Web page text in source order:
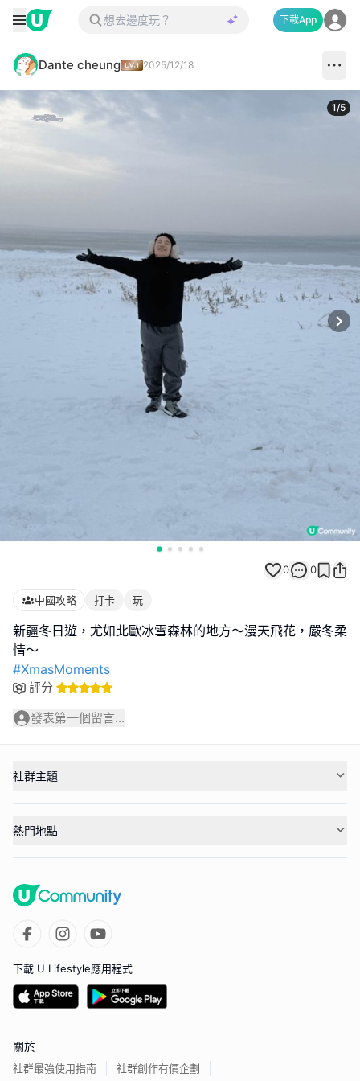
下載App
Dante cheung 2025/12/18
1/5
0 0
中國攻略 打卡 玩
新疆冬日遊，尤如北歐冰雪森林的地方～漫天飛花，嚴冬柔
#XmasMoments
評分
發表第一個留言...
社群主題
熱門地點
下載 U Lifestyle應用程式
關於
社群最強使用指南 社群創作有價企劃